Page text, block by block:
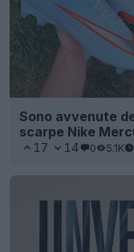
Sono avvenute
scarpe Nike
17 14 0 5.1K